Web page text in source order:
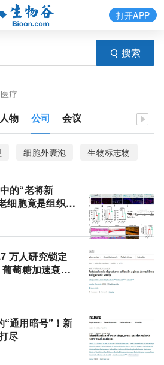
搜索
打开APP
疗
人物 公司 会议
细胞外囊泡
生物标志物
casdatifan
客观缓解率
Myc
大脑
生理年龄
小鼠
表观遗传调控
乳腺癌
代谢成瘾
T细胞
的“老将新
细胞竟是组织再
万人研究锁定
萄糖加速衰老
通用暗号”！新
尽